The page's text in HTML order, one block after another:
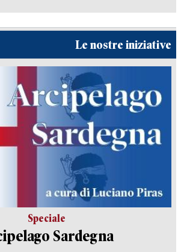
Le nostre iniziative
Speciale
Sardegna